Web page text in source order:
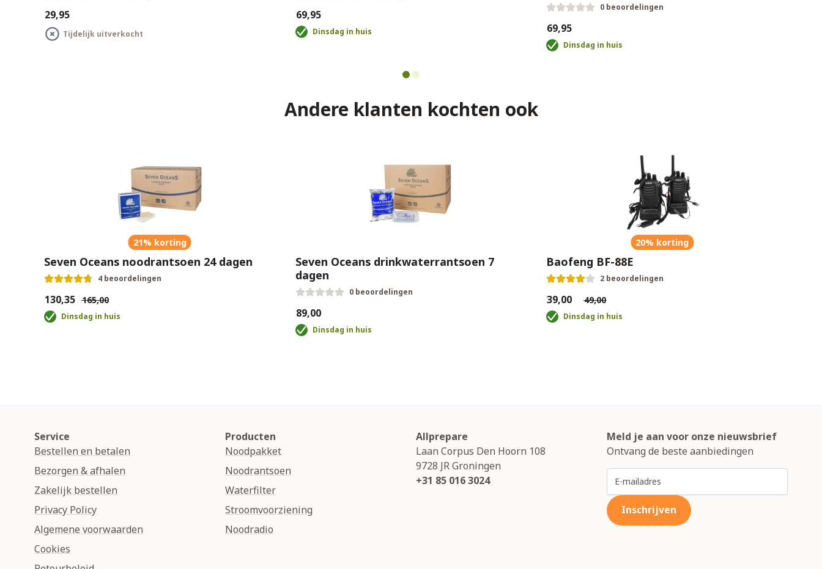
€29,95
Tijdelijk uitverkocht
€69,95
Dinsdag in huis
0 beoordelingen
€69,95
Dinsdag in huis
Andere klanten kochten ook
21% korting
Seven Oceans noodrantsoen 24 dagen
4 beoordelingen
€130,35 €165,00
Dinsdag in huis
Seven Oceans drinkwaterrantsoen 7
dagen
0 beoordelingen
€89,00
Dinsdag in huis
20% korting
Baofeng BF-88E
2 beoordelingen
€39,00 €49,00
Dinsdag in huis
Service
Bestellen en betalen
Bezorgen & afhalen
Zakelijk bestellen
Privacy Policy
Algemene voorwaarden
Cookies
Producten
Noodpakket
Noodrantsoen
Waterfilter
Stroomvoorziening
Noodradio
Allprepare
Laan Corpus Den Hoorn 108
9728 JRGroningen
+31 85 016 3024
Meld je aan voor onze nieuwsbrief
Ontvang de beste aanbiedingen
E-mailadres
Inschrijven